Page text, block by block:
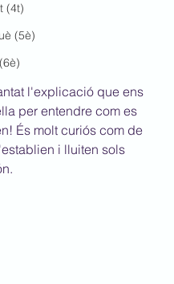
(4t)
(5è)
l'explicació que ens
per entendre com es
És molt curiós com de
i lluiten sols